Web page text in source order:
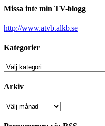
Missa inte min TV-blogg
http://www.atvb.alkb.se
Kategorier
Kategorier
Arkiv
Arkiv